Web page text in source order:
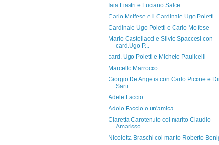
Iaia Fiastri e Luciano Salce
Carlo Molfese e il Cardinale Ugo Poletti
Cardinale Ugo Poletti e Carlo Molfese
Mario Castellacci e Silvio Spaccesi con
card.Ugo P...
card. Ugo Poletti e Michele Paulicelli
Marcello Marrocco
Giorgio De Angelis con Carlo Picone e
Sarti
Adele Faccio
Adele Faccio e un'amica
Claretta Carotenuto col marito Claudio
Amarisse
Nicoletta Braschi col marito Roberto